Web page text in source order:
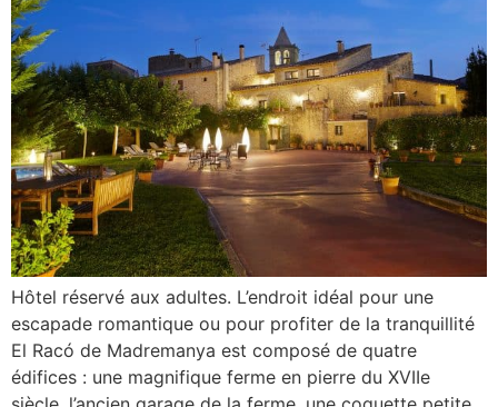
Hôtel réservé aux adultes. L’endroit idéal pour une
escapade romantique ou pour profiter de la tranquillité
El Racó de Madremanya est composé de quatre
édifices : une magnifique ferme en pierre du XVIIe